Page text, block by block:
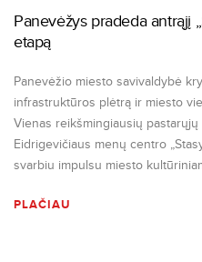
Panevėžys pradeda antrąjį
etapą
Panevėžio miesto savivaldybė
infrastruktūros plėtrą ir miesto
Vienas reikšmingiausių
Eidrigevičiaus menų centro
svarbiu impulsu miesto
PLAČIAU